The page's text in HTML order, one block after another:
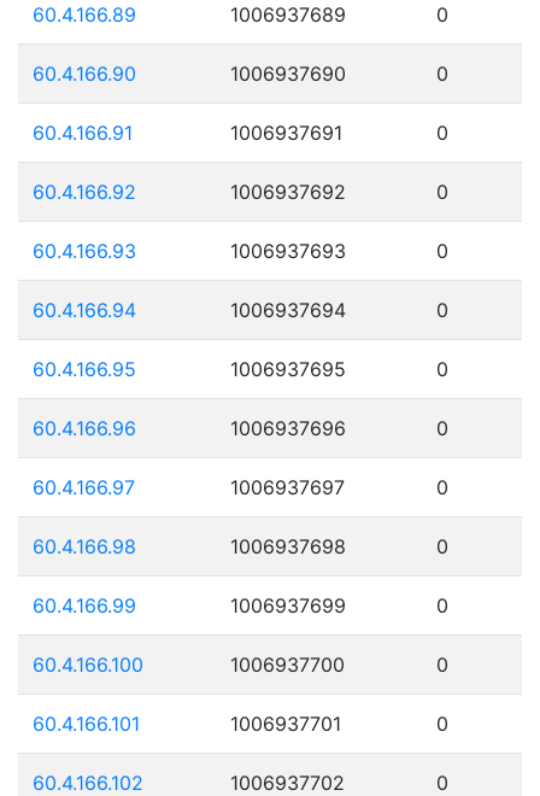
60.4.166.89 1006937689 0
60.4.166.90 1006937690 0
60.4.166.91 1006937691 0
60.4.166.92 1006937692 0
60.4.166.93 1006937693 0
60.4.166.94 1006937694 0
60.4.166.95 1006937695 0
60.4.166.96 1006937696 0
60.4.166.97 1006937697 0
60.4.166.98 1006937698 0
60.4.166.99 1006937699 0
60.4.166.100 1006937700 0
60.4.166.101 1006937701 0
60.4.166.102 1006937702 0